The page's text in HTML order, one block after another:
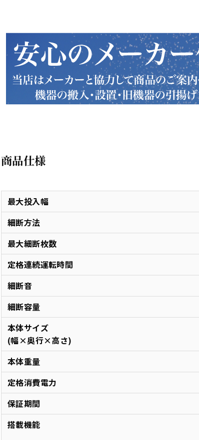
商品仕様
最大投入幅
細断方法
最大細断枚数
定格連続運転時間
細断音
細断容量
本体サイズ
(幅×奥行×高さ)
本体重量
定格消費電力
保証期間
搭載機能